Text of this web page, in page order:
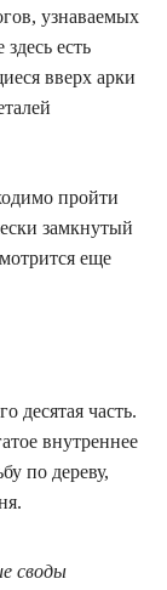
узнаваемых
есть
вверх арки
пройти
замкнутый
еще
десятая часть.
внутреннее
по дереву,
своды